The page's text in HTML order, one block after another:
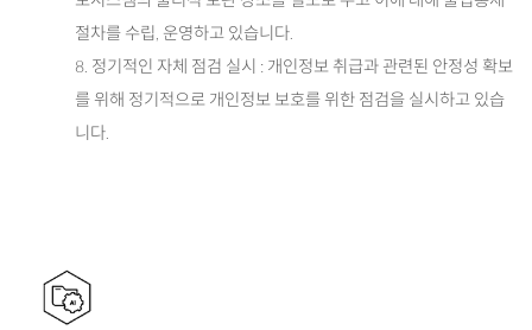
절차를 수립, 운영하고 있습니다.
8. 정기적인 자체 점검 실시 : 개인정보 취급과 관련된 안정성 확보
를 위해 정기적으로 개인정보 보호를 위한 점검을 실시하고 있습
니다.